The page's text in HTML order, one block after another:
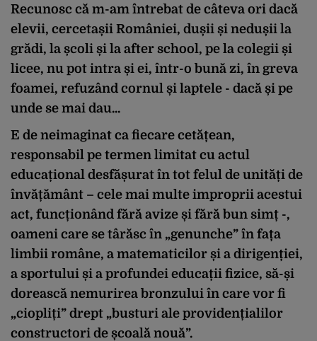
Recunosc că m-am întrebat de câteva ori dacă
elevii, cercetașii României, dușii și nedușii la
grădi, la școli și la after school, pe la colegii și
licee, nu pot intra și ei, într-o bună zi, în greva
foamei, refuzând cornul și laptele - dacă și pe
unde se mai dau...
E de neimaginat ca fiecare cetățean,
responsabil pe termen limitat cu actul
educațional desfășurat în tot felul de unități de
învățământ – cele mai multe improprii acestui
act, funcționând fără avize și fără bun simț -,
oameni care se târăsc în „genunche” în fața
limbii române, a matematicilor și a dirigenției,
a sportului și a profundei educații fizice, să-și
dorească nemurirea bronzului în care vor fi
„ciopliți” drept „busturi ale providențialilor
constructori de școală nouă”.